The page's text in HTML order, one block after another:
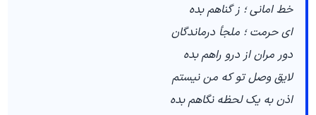
خط امانی ؛ ز گناهم بده
اي حرمت ؛ ملجأ درماندگان
دور مران از درو راهم بده
لایق وصل تو که من نیستم
اذن به یک لحظه نگاهم بده